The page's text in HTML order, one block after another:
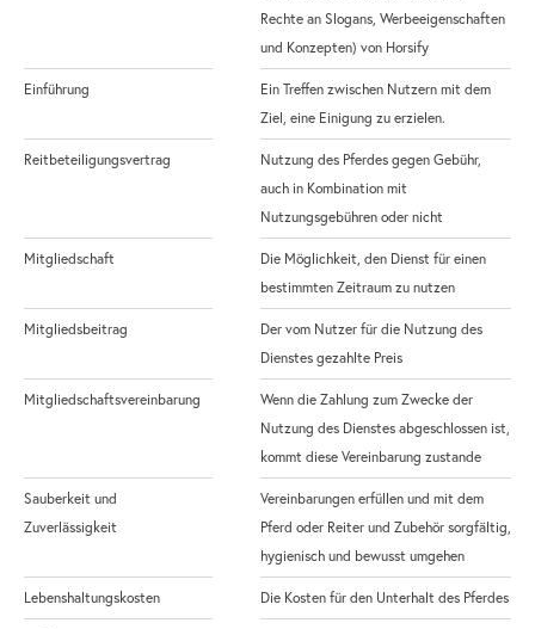
Rechte an Slogans, Werbeeigenschaften
und Konzepten) von Horsify
Einführung
Ein Treffen zwischen Nutzern mit dem
Ziel, eine Einigung zu erzielen.
Reitbeteiligungsvertrag
Nutzung des Pferdes gegen Gebühr,
auch in Kombination mit
Nutzungsgebühren oder nicht
Mitgliedschaft
Die Möglichkeit, den Dienst für einen
bestimmten Zeitraum zu nutzen
Mitgliedsbeitrag
Der vom Nutzer für die Nutzung des
Dienstes gezahlte Preis
Mitgliedschaftsvereinbarung
Wenn die Zahlung zum Zwecke der
Nutzung des Dienstes abgeschlossen ist,
kommt diese Vereinbarung zustande
Sauberkeit und
Zuverlässigkeit
Vereinbarungen erfüllen und mit dem
Pferd oder Reiter und Zubehör sorgfältig,
hygienisch und bewusst umgehen
Lebenshaltungskosten Die Kosten für den Unterhalt des Pferdes